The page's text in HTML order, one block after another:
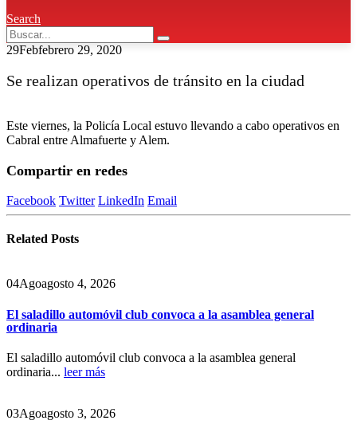
Search
29Febfebrero 29, 2020
Se realizan operativos de tránsito en la ciudad
Este viernes, la Policía Local estuvo llevando a cabo operativos en
Cabral entre Almafuerte y Alem.
Compartir en redes
Facebook Twitter LinkedIn Email
Related Posts
04Agoagosto 4, 2026
El saladillo automóvil club convoca a la asamblea general
ordinaria
El saladillo automóvil club convoca a la asamblea general
ordinaria... leer más
03Agoagosto 3, 2026